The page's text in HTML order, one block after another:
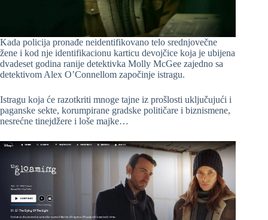
Kada policija pronađe neidentifikovano telo srednjovečne
žene i kod nje identifikacionu karticu devojčice koja je ubijena
dvadeset godina ranije detektivka Molly McGee zajedno sa
detektivom Alex O’Connellom započinje istragu.
Istragu koja će razotkriti mnoge tajne iz prošlosti uključujući i
paganske sekte, korumpirane gradske političare i biznismene,
nesrećne tinejdžere i loše majke…